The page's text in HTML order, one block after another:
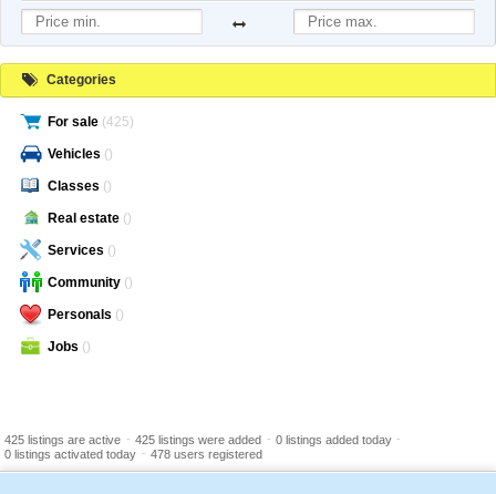
Categories
For sale (425)
Vehicles ()
Classes ()
Real estate ()
Services ()
Community ()
Personals ()
Jobs ()
425 listings are active - 425 listings were added - 0 listings added today -
0 listings activated today - 478 users registered